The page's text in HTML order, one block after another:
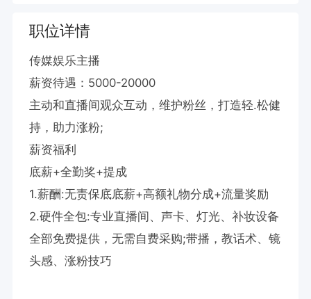
职位详情
传媒娱乐主播
薪资待遇：5000-20000
主动和直播间观众互动，维护粉丝，打造轻.松健
持，助力涨粉;
薪资福利
底薪+全勤奖+提成
1.薪酬:无责保底底薪+高额礼物分成+流量奖励
2.硬件全包:专业直播间、声卡、灯光、补妆设备
全部免费提供，无需自费采购;带播，教话术、镜
头感、涨粉技巧